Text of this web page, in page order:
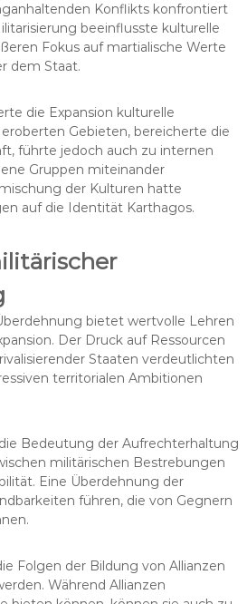
Konflikts konfrontiert
beeinflusste kulturelle
Fokus auf martialische Werte
dem Staat.
die Expansion kulturelle
Gebieten, bereicherte die
führte jedoch auch zu internen
Gruppen miteinander
der Kulturen hatte
auf die Identität Karthagos.
bietet wertvolle Lehren
Der Druck auf Ressourcen
Staaten verdeutlichten
territorialen Ambitionen
Bedeutung der Aufrechterhaltung
militärischen Bestrebungen
Eine Überdehnung der
führen, die von Gegnern
Folgen der Bildung von Allianzen
Während Allianzen